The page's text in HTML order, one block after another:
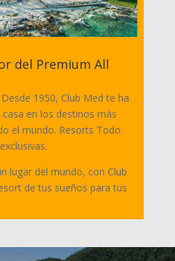
del Premium All
1950, Club Med te ha
en los destinos más
el mundo. Resorts Todo
lugar del mundo, con Club
de tus sueños para tus